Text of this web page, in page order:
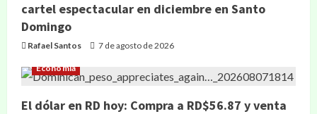
cartel espectacular en diciembre en Santo
Domingo
Rafael Santos 7 de agosto de 2026
Economía
El dólar en RD hoy: Compra a RD$56.87 y venta